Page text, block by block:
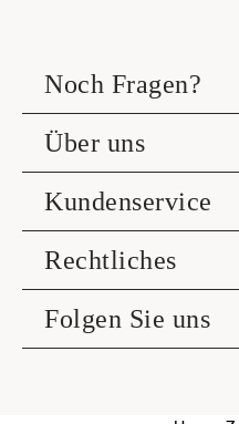
Noch Fragen?
Über uns
Kundenservice
Rechtliches
Folgen Sie uns